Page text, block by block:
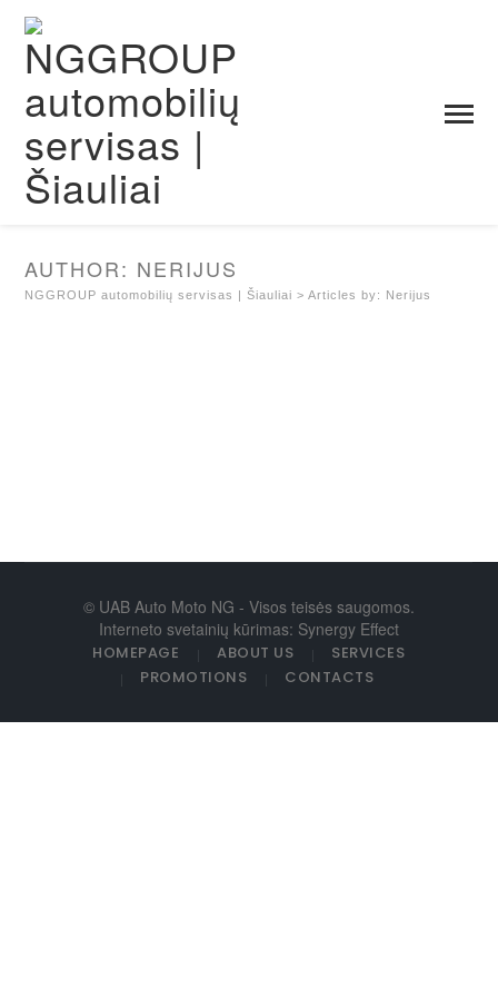
AUTHOR: NERIJUS
NGGROUP automobilių servisas | Šiauliai >Articles by: Nerijus
© UAB Auto Moto NG - Visos teisės saugomos.
Interneto svetainių kūrimas: Synergy Effect
HOMEPAGE ABOUT US
SERVICES
PROMOTIONS
CONTACTS